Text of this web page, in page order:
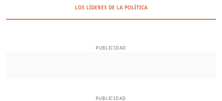
LOS LÍDERES DE LA POLÍTICA
PUBLICIDAD
PUBLICIDAD